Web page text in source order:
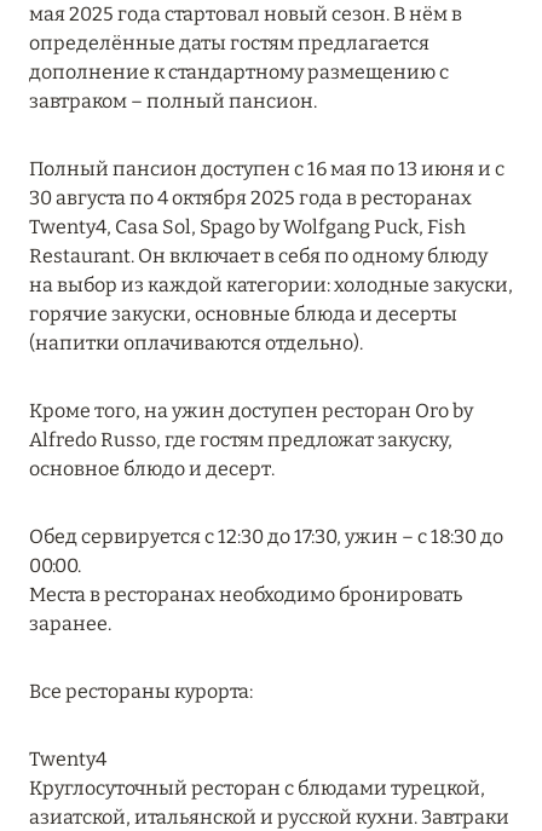
20 марта 2026
MARCH GRAND ESCAPE: ПРЕДЛОЖЕНИЕ ОТ Á
ASTORIA MALDIVES ITHAAFUSHI, МАЛЬДИВЫ
Подробнее
MANDARIN ORIENTAL JUMEIRA — SUITE
Подробнее
ЗАБРОНИРУЙТЕ FOUR SEASONS RESORT
DUBAI AT JUMEIRAH BEACH ПО ЛУЧШИМ
ЦЕНАМ
ATLANTIS THE PALM: НОВЫЙ ПАКЕТ
НАПИТКОВ ДЛЯ HB И FB
мая 2025 года стартовал новый сезон. В нём в
определённые даты гостям предлагается
дополнение к стандартному размещению с
завтраком – полный пансион.
Полный пансион доступен с 16 мая по 13 июня и с
30 августа по 4 октября 2025 года в ресторанах
Twenty4, Casa Sol, Spago by Wolfgang Puck, Fish
Restaurant. Он включает в себя по одному блюду
на выбор из каждой категории: холодные закуски,
горячие закуски, основные блюда и десерты
(напитки оплачиваются отдельно).
Кроме того, на ужин доступен ресторан Oro by
Alfredo Russo, где гостям предложат закуску,
основное блюдо и десерт.
Обед сервируется с 12:30 до 17:30, ужин – с 18:30 до
00:00.
Места в ресторанах необходимо бронировать
заранее.
Все рестораны курорта:
Twenty4
Круглосуточный ресторан с блюдами турецкой,
азиатской, итальянской и русской кухни. Завтраки